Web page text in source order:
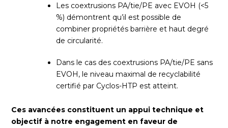
Les coextrusions PA/tie/PE avec EVOH (<5
%) démontrent qu’il est possible de
combiner propriétés barrière et haut degré
de circularité.
Dans le cas des coextrusions PA/tie/PE sans
EVOH, le niveau maximal de recyclabilité
certifié par Cyclos-HTP est atteint.
Ces avancées constituent un appui technique et
objectif à notre engagement en faveur de